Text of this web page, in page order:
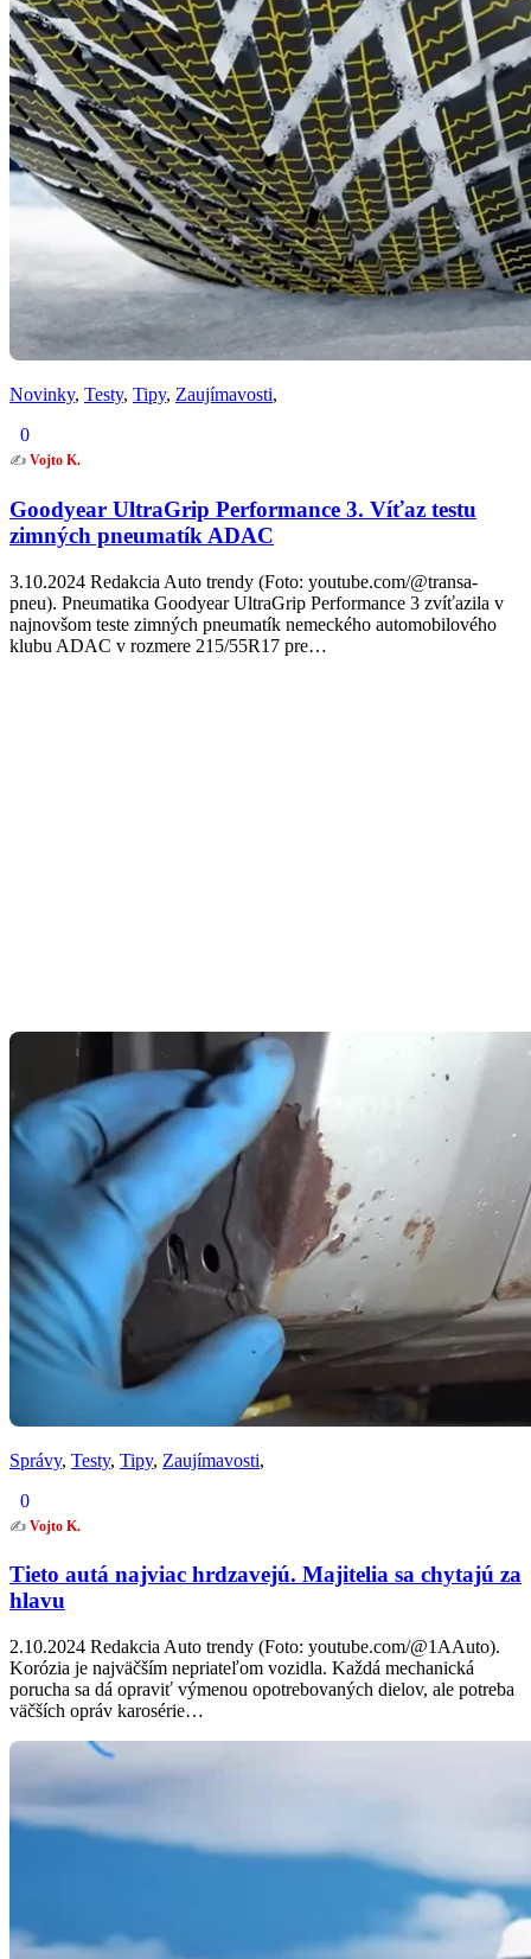
Novinky, Testy, Tipy, Zaujímavosti,
0
✍️ Vojto K.
Goodyear UltraGrip Performance 3. Víťaz testu
zimných pneumatík ADAC
3.10.2024 Redakcia Auto trendy (Foto: youtube.com/@transa-
pneu). Pneumatika Goodyear UltraGrip Performance 3 zvíťazila v
najnovšom teste zimných pneumatík nemeckého automobilového
klubu ADAC v rozmere 215/55R17 pre…
Správy, Testy, Tipy, Zaujímavosti,
0
✍️ Vojto K.
Tieto autá najviac hrdzavejú. Majitelia sa chytajú za
hlavu
2.10.2024 Redakcia Auto trendy (Foto: youtube.com/@1AAuto).
Korózia je najväčším nepriateľom vozidla. Každá mechanická
porucha sa dá opraviť výmenou opotrebovaných dielov, ale potreba
väčších opráv karosérie…